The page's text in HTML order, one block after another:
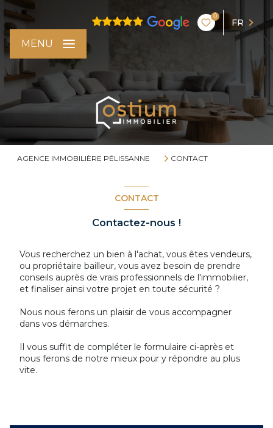
0
FR
MENU
AGENCE IMMOBILIÈRE PÉLISSANNE CONTACT
CONTACT
Contactez-nous !
Vous recherchez un bien à l'achat, vous êtes vendeurs,
ou propriétaire bailleur, vous avez besoin de prendre
conseils auprès de vrais professionnels de l'immobilier,
et finaliser ainsi votre projet en toute sécurité ?
Nous nous ferons un plaisir de vous accompagner
dans vos démarches.
Il vous suffit de compléter le formulaire ci-après et
nous ferons de notre mieux pour y répondre au plus
vite.